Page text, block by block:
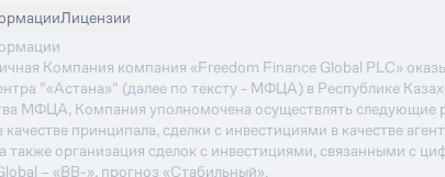
Лицензии
Компания компания «Freedom Finance Global PLC»
"«Астана»" (далее по тексту - МФЦА) в Республике
МФЦА, Компания уполномочена осуществлять
принципала, сделки с инвестициями в качестве
также организация сделок с инвестициями, связанными с
– «BB-», прогноз «Стабильный».